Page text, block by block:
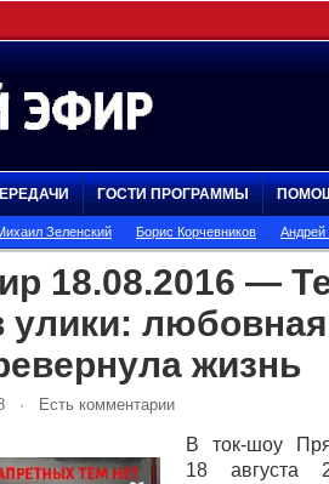
ГОСТИ ПРОГРАММЫ
Зеленский Борис Корчевников
18.08.2016 —
улики: любовная
жизнь
· Есть комментарии
В ток-шоу
18 августа